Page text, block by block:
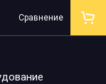
Сравнение